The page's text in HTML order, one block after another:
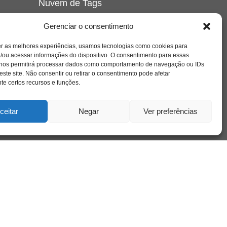
Gerenciar o consentimento
as melhores experiências, usamos tecnologias como cookies para
ou acessar informações do dispositivo. O consentimento para essas
permitirá processar dados como comportamento de navegação ou IDs
site. Não consentir ou retirar o consentimento pode afetar
certos recursos e funções.
Negar Ver preferências
Nuvem de Tags
crianca cuidado cultura depressao
educação família filme
freud infância insight jung liberdade livro
loucura luto maternidade
psicologia relato